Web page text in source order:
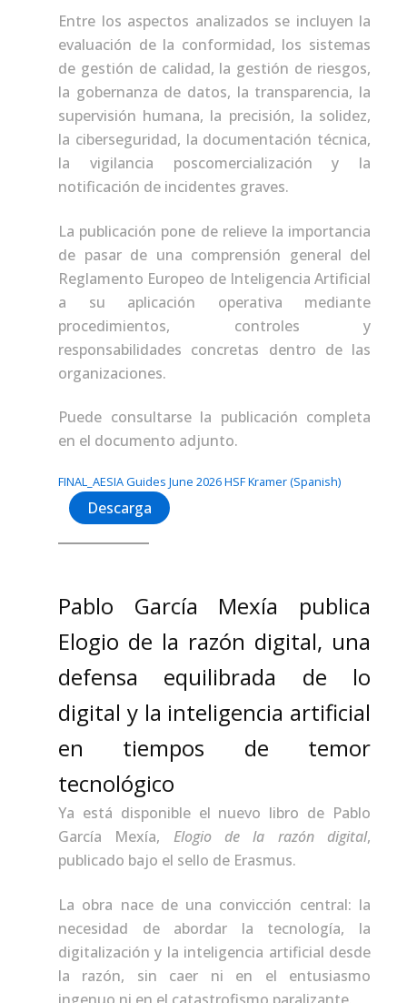
Entre los aspectos analizados se incluyen la
evaluación de la conformidad, los sistemas
de gestión de calidad, la gestión de riesgos,
la gobernanza de datos, la transparencia, la
supervisión humana, la precisión, la solidez,
la ciberseguridad, la documentación técnica,
la vigilancia poscomercialización y la
notificación de incidentes graves.
La publicación pone de relieve la importancia
de pasar de una comprensión general del
Reglamento Europeo de Inteligencia Artificial
a su aplicación operativa mediante
procedimientos, controles y
responsabilidades concretas dentro de las
organizaciones.
Puede consultarse la publicación completa
en el documento adjunto.
FINAL_AESIA Guides June 2026 HSF Kramer (Spanish)
Descarga
Pablo García Mexía publica
Elogio de la razón digital, una
defensa equilibrada de lo
digital y la inteligencia artificial
en tiempos de temor
tecnológico
Ya está disponible el nuevo libro de Pablo
García Mexía, Elogio de la razón digital,
publicado bajo el sello de Erasmus.
La obra nace de una convicción central: la
necesidad de abordar la tecnología, la
digitalización y la inteligencia artificial desde
la razón, sin caer ni en el entusiasmo